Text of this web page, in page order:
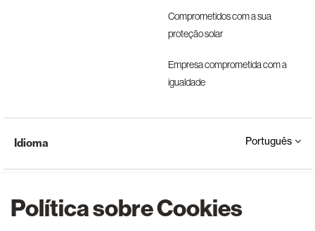
Política sobre Cookies
Comprometidos com a sua
proteção solar
Empresa comprometida com a
igualdade
Idioma Português